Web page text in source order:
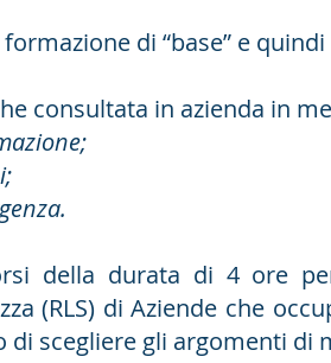
di “base” e
consultata in azienda in
della durata di 4 ore
(RLS) di Aziende che
scegliere gli argomenti di